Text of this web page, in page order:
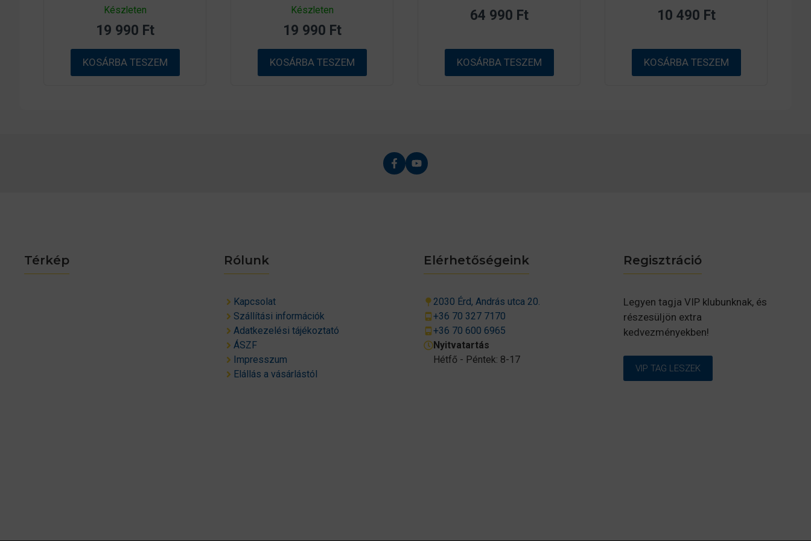
0
a
5
b
ő
l
Készleten
19 990 Ft
KOSÁRBA TESZEM
0
a
5
b
ő
l
Készleten
19 990 Ft
KOSÁRBA TESZEM
5
l
64 990 Ft
KOSÁRBA TESZEM
5
l
10 490 Ft
KOSÁRBA TESZEM
Térkép Rólunk
Kapcsolat
Szállítási információk
Adatkezelési tájékoztató
ÁSZF
Impresszum
Elállás a vásárlástól
Elérhetőségeink
2030 Érd, András utca 20.
+36 70 327 7170
+36 70 600 6965
Nyitvatartás
Hétfő - Péntek: 8-17
Regisztráció
Legyen tagja VIP klubunknak, és
részesüljön extra
kedvezményekben!
VIP TAG LESZEK